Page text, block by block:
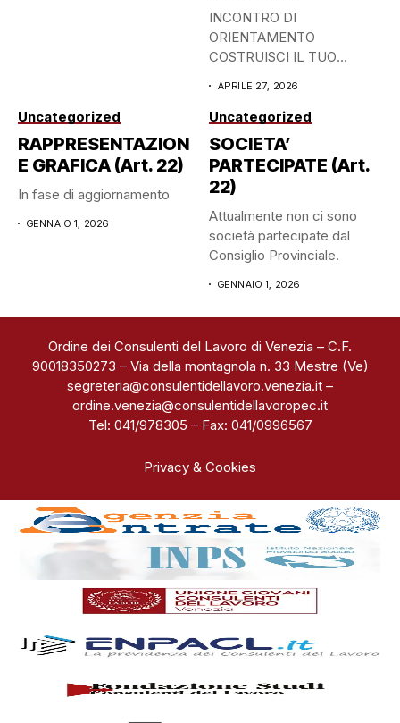
INCONTRO DI
ORIENTAMENTO
COSTRUISCI IL TUO
CONSAPEVOLEZZA 27
APRILE...
APRILE 27, 2026
Uncategorized
RAPPRESENTAZION
E GRAFICA (Art. 22)
In fase di aggiornamento
GENNAIO 1, 2026
Uncategorized
SOCIETA’
PARTECIPATE (Art.
22)
Attualmente non ci sono
società partecipate dal
Consiglio Provinciale.
GENNAIO 1, 2026
Ordine dei Consulenti del Lavoro di Venezia – C.F.
90018350273 – Via della montagnola n. 33 Mestre (Ve)
segreteria@consulentidellavoro.venezia.it –
ordine.venezia@consulentidellavoropec.it
Tel: 041/978305 – Fax: 041/0996567
Privacy & Cookies